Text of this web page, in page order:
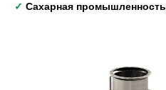
✓ Сахарная промышленность